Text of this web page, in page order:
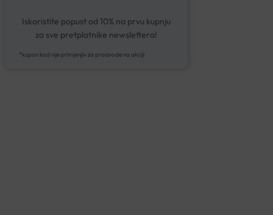
Iskoristite popust od 10% na prvu kupnju
za sve pretplatnike newslettera!
*kupon kod nije primjenjiv za proizvode na akciji